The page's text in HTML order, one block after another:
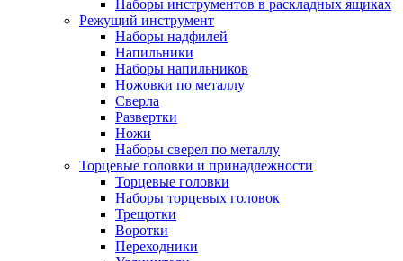
Наборы инструментов в раскладных ящиках
Режущий инструмент
Наборы надфилей
Напильники
Наборы напильников
Ножовки по металлу
Сверла
Развертки
Ножи
Наборы сверел по металлу
Торцевые головки и принадлежности
Торцевые головки
Наборы торцевых головок
Трещотки
Воротки
Переходники